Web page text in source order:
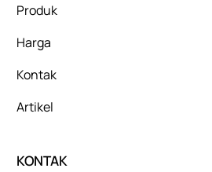
Produk
Harga
Kontak
Artikel
KONTAK